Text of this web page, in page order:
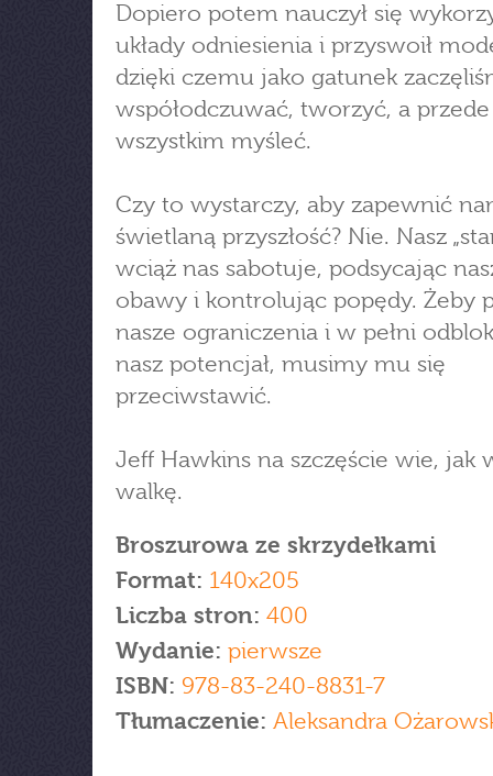
Dopiero potem nauczył się
układy odniesienia i przyswoił
dzięki czemu jako gatunek
współodczuwać, tworzyć, a przede
wszystkim myśleć.
Czy to wystarczy, aby zapewnić
świetlaną przyszłość? Nie. Nasz
wciąż nas sabotuje, podsycając
obawy i kontrolując popędy. Żeby
nasze ograniczenia i w pełni
nasz potencjał, musimy mu się
przeciwstawić.
Jeff Hawkins na szczęście wie, jak
walkę.
Broszurowa ze skrzydełkami
Format: 140x205
Liczba stron: 400
Wydanie: pierwsze
ISBN: 978-83-240-8831-7
Tłumaczenie: Aleksandra